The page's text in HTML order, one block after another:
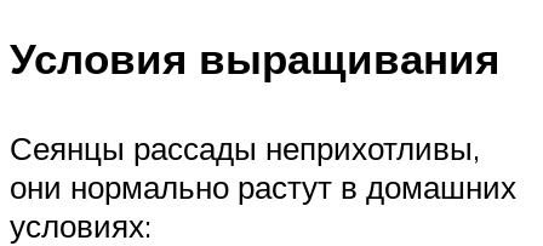
Условия выращивания
Сеянцы рассады неприхотливы,
они нормально растут в домашних
условиях: